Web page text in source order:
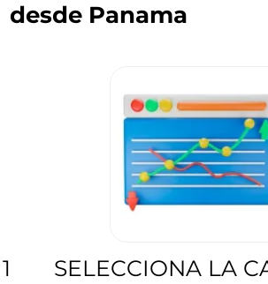
desde Panama
1
SELECCIONA LA